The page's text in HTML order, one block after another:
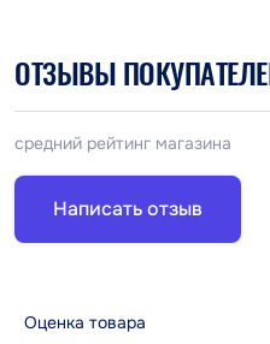
ОТЗЫВЫ
средний рейтинг магазина
Написать отзыв
Оценка товара